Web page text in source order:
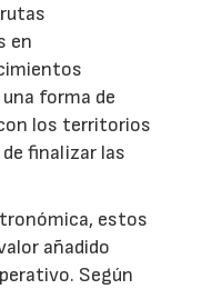
en
forma de
los territorios
finalizar las
estos
añadido
Según